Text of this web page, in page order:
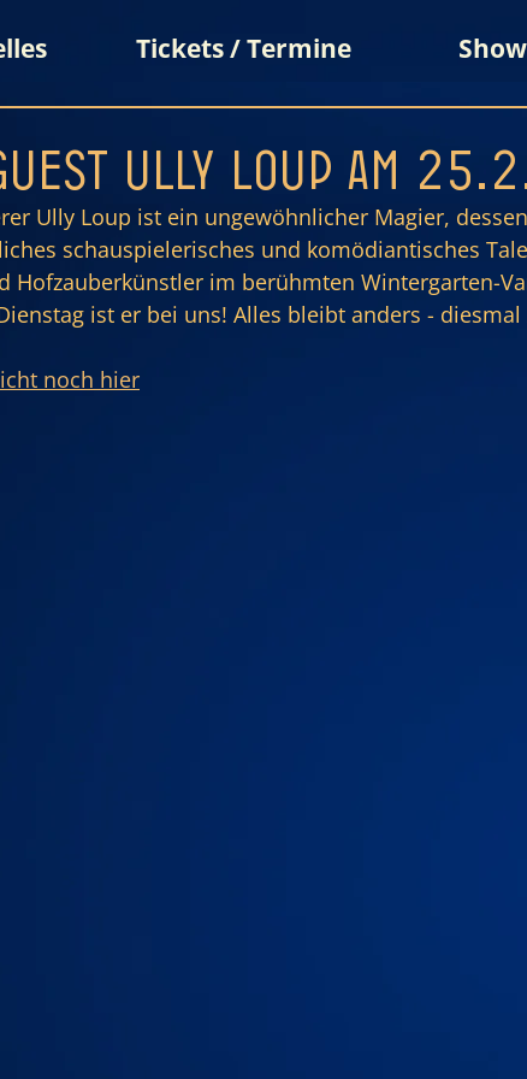
Tickets / Termine
Ully Loup am
Ully Loup ist ein ungewöhnlicher Magier,
schauspielerisches und komödiantisches
Hofzauberkünstler im berühmten Wintergarten-
ist er bei uns! Alles bleibt anders -
noch hier